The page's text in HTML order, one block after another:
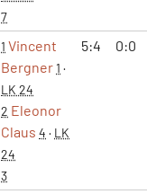
7
1 Vincent
Bergner1 ·
LK 24
2 Eleonor
Claus 4 · LK
24
3
5:4 0:0